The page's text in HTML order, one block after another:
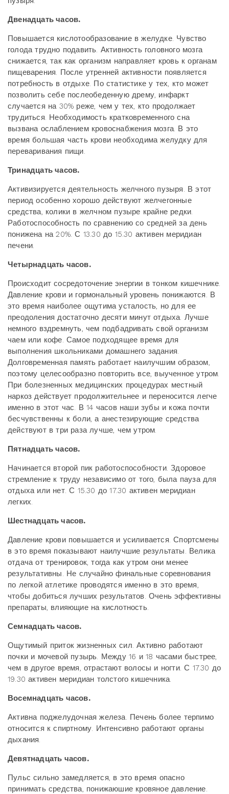
Двенадцать часов.
Повышается кислотообразование в желудке. Чувство
голода трудно подавить. Активность головного мозга
снижается, так как организм направляет кровь к органам
пищеварения. После утренней активности появляется
потребность в отдыхе. По статистике у тех, кто может
позволить себе послеобеденную дрему, инфаркт
случается на 30% реже, чем у тех, кто продолжает
трудиться. Необходимость кратковременного сна
вызвана ослаблением кровоснабжения мозга. В это
время большая часть крови необходима желудку для
переваривания пищи.
Тринадцать часов.
Активизируется деятельность желчного пузыря. В этот
период особенно хорошо действуют желчегонные
средства, колики в желчном пузыре крайне редки.
Работоспособность по сравнению со средней за день
понижена на 20%. С 13.30 до 15.30 активен меридиан
печени.
Четырнадцать часов.
Происходит сосредоточение энергии в тонком кишечнике.
Давление крови и гормональный уровень понижаются. В
это время наиболее ощутима усталость, но для ее
преодоления достаточно десяти минут отдыха. Лучше
немного вздремнуть, чем подбадривать свой организм
чаем или кофе. Самое подходящее время для
выполнения школьниками домашнего задания.
Долговременная память работает наилучшим образом,
поэтому целесообразно повторить все, выученное утром.
При болезненных медицинских процедурах местный
наркоз действует продолжительнее и переносится легче
именно в этот час. В 14 часов наши зубы и кожа почти
бесчувственны к боли, а анестезирующие средства
действуют в три раза лучше, чем утром.
Пятнадцать часов.
Начинается второй пик работоспособности. Здоровое
стремление к труду независимо от того, была пауза для
отдыха или нет. С 15.30 до 17.30 активен меридиан
легких.
Шестнадцать часов.
Давление крови повышается и усиливается. Спортсмены
в это время показывают наилучшие результаты. Велика
отдача от тренировок, тогда как утром они менее
результативны. Не случайно финальные соревнования
по легкой атлетике проводятся именно в это время,
чтобы добиться лучших результатов. Очень эффективны
препараты, влияющие на кислотность.
Семнадцать часов.
Ощутимый приток жизненных сил. Активно работают
почки и мочевой пузырь. Между 16 и 18 часами быстрее,
чем в другое время, отрастают волосы и ногти. С 17.30 до
19.30 активен меридиан толстого кишечника.
Восемнадцать часов.
Активна поджелудочная железа. Печень более терпимо
относится к спиртному. Интенсивно работают органы
дыхания.
Девятнадцать часов.
Пульс сильно замедляется, в это время опасно
принимать средства, понижаюшие кровяное давление.